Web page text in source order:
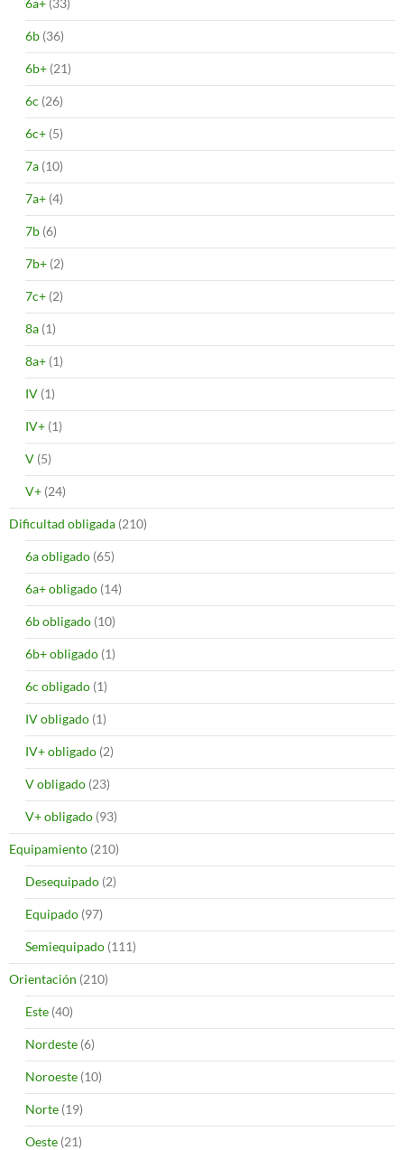
6a+ (33)
6b (36)
6b+ (21)
6c (26)
6c+ (5)
7a (10)
7a+ (4)
7b (6)
7b+ (2)
7c+ (2)
8a (1)
8a+ (1)
IV (1)
IV+ (1)
V (5)
V+ (24)
Dificultad obligada (210)
6a obligado (65)
6a+ obligado (14)
6b obligado (10)
6b+ obligado (1)
6c obligado (1)
IV obligado (1)
IV+ obligado (2)
V obligado (23)
V+ obligado (93)
Equipamiento (210)
Desequipado (2)
Equipado (97)
Semiequipado (111)
Orientación (210)
Este (40)
Nordeste (6)
Noroeste (10)
Norte (19)
Oeste (21)